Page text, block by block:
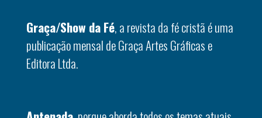
Graça/Show da Fé, a revista da fé cristã é uma
publicação mensal de Graça Artes Gráficas e
Editora Ltda.